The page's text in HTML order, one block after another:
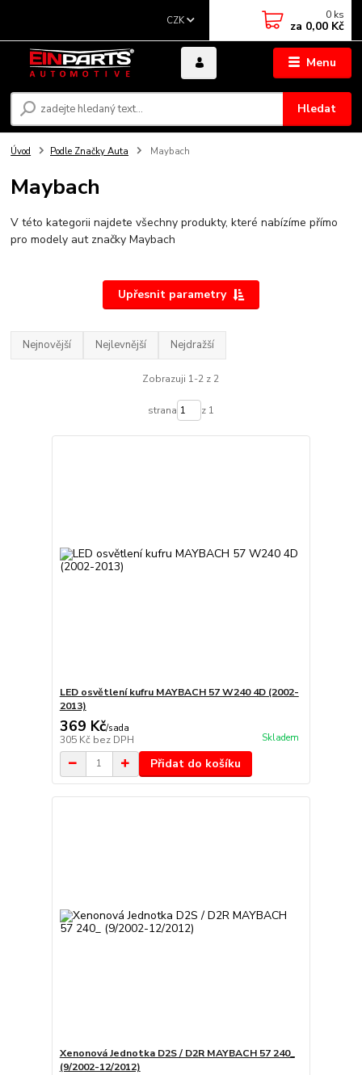
Menu
CZK
Hledat
0 ks
za 0,00 Kč
Úvod Podle Značky Auta Maybach
Maybach
V této kategorii najdete všechny produkty, které nabízíme přímo
pro modely aut značky Maybach
Upřesnit parametry
Nejnovější Nejlevnější Nejdražší
Zobrazuji 1-2 z 2
strana z 1
LED osvětlení kufru MAYBACH 57 W240 4D (2002-
2013)
369 Kč/sada
305 Kč bez DPH Skladem
Přidat do košíku
Xenonová Jednotka D2S / D2R MAYBACH 57 240_
(9/2002-12/2012)